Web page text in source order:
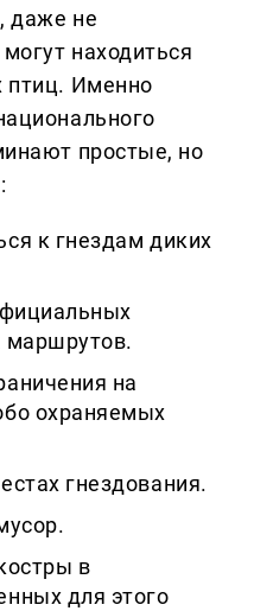
даже не
находиться
птиц. Именно
простые, но
к гнездам диких
маршрутов.
на
охраняемых
гнездования.
в
для этого